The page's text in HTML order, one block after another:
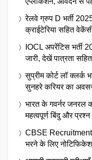
रेलवे ग्रुप D भर्ती
क्राईटेरिया सहित
IOCL अपरेंटिस भर्ती
जारी, देखें पात्रता
सुप्रीम कोर्ट लॉ क्लर्क
सुनहरे करियर का
भारत के गवर्नर जनरल
महत्वपूर्ण बिंदु और प्रश्न
CBSE Recruitment
भरने के लिए